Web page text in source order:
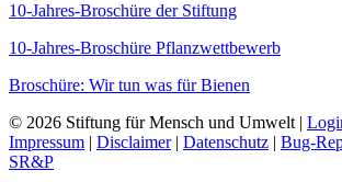
10-Jahres-Broschüre der Stiftung
10-Jahres-Broschüre Pflanzwettbewerb
Broschüre: Wir tun was für Bienen
© 2026 Stiftung für Mensch und Umwelt |
Impressum | Disclaimer| Datenschutz | Bug-
SR&P